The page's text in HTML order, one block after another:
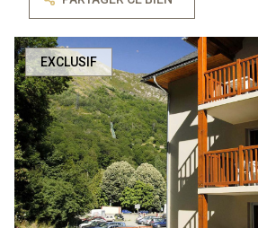
EXCLUSIF